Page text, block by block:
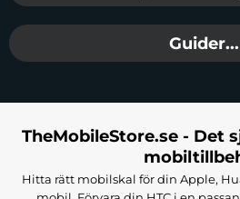
Guider...
TheMobileStore.se - Det
Hitta rätt mobilskal för din Apple,